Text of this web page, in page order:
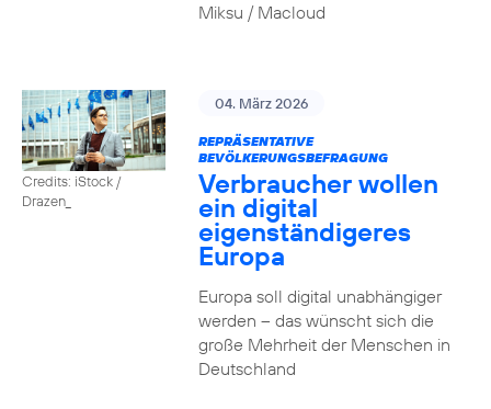
Miksu / Macloud
Credits: iStock /
Drazen_
04. März 2026
REPRÄSENTATIVE
BEVÖLKERUNGSBEFRAGUNG
Verbraucher wollen
ein digital
eigenständigeres
Europa
Europa soll digital unabhängiger
werden – das wünscht sich die
große Mehrheit der Menschen in
Deutschland